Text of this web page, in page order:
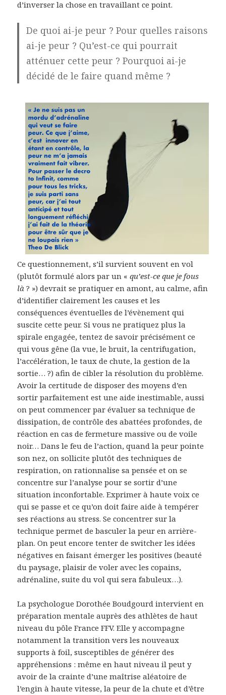
d’inverser la chose en travaillant ce point.
De quoi ai-je peur ? Pour quelles raisons
ai-je peur ? Qu’est-ce qui pourrait
atténuer cette peur ? Pourquoi ai-je
décidé de le faire quand même ?
Ce questionnement, s’il survient souvent en vol
(plutôt formulé alors par un «qu’est-ce que je fous
là? ») devrait se pratiquer en amont, au calme, afin
d’identifier clairement les causes et les
conséquences éventuelles de l’évènement qui
suscite cette peur. Si vous ne pratiquez plus la
spirale engagée, tentez de savoir précisément ce
qui vous gêne (la vue, le bruit, la centrifugation,
l’accélération, le taux de chute, la gestion de la
sortie… ?) afin de cibler la résolution du problème.
Avoir la certitude de disposer des moyens d’en
sortir parfaitement est une aide inestimable, aussi
on peut commencer par évaluer sa technique de
dissipation, de contrôle des abattées profondes, de
réaction en cas de fermeture massive ou de voile
noir… Dans le feu de l’action, quand la peur pointe
son nez, on sollicite plutôt des techniques de
respiration, on rationnalise sa pensée et on se
concentre sur l’analyse pour se sortir d’une
situation inconfortable. Exprimer à haute voix ce
qui se passe et ce qu’on doit faire aide à tempérer
ses réactions au stress. Se concentrer sur la
technique permet de basculer la peur en arrière-
plan. On peut encore tenter de switcher les idées
négatives en faisant émerger les positives (beauté
du paysage, plaisir de voler avec les copains,
adrénaline, suite du vol qui sera fabuleux…).
La psychologue Dorothée Boudgourd intervient en
préparation mentale auprès des athlètes de haut
niveau du pôle France FFV. Elle y accompagne
notamment la transition vers les nouveaux
supports à foil, susceptibles de générer des
appréhensions : même en haut niveau il peut y
avoir de la crainte d’une maîtrise aléatoire de
l’engin à haute vitesse, la peur de la chute et d’être